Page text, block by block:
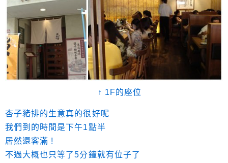
↑ 1F的座位
杏子豬排的生意真的很好呢
我們到的時間是下午1點半
居然還客滿 !
不過大概也只等了5分鐘就有位子了